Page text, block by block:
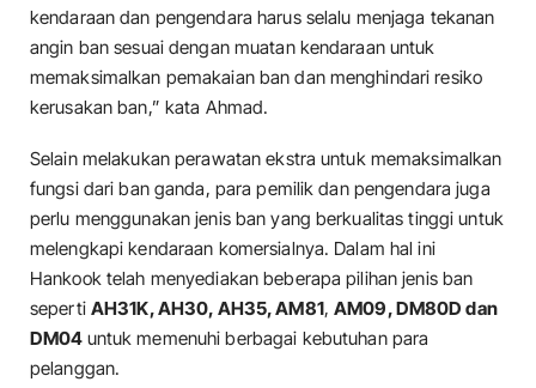
kendaraan dan pengendara harus selalu menjaga tekanan
angin ban sesuai dengan muatan kendaraan untuk
memaksimalkan pemakaian ban dan menghindari resiko
kerusakan ban,” kata Ahmad.
Selain melakukan perawatan ekstra untuk memaksimalkan
fungsi dari ban ganda, para pemilik dan pengendara juga
perlu menggunakan jenis ban yang berkualitas tinggi untuk
melengkapi kendaraan komersialnya. Dalam hal ini
Hankook telah menyediakan beberapa pilihan jenis ban
seperti AH31K, AH30, AH35, AM81,AM09, DM80D dan
DM04 untuk memenuhi berbagai kebutuhan para
pelanggan.